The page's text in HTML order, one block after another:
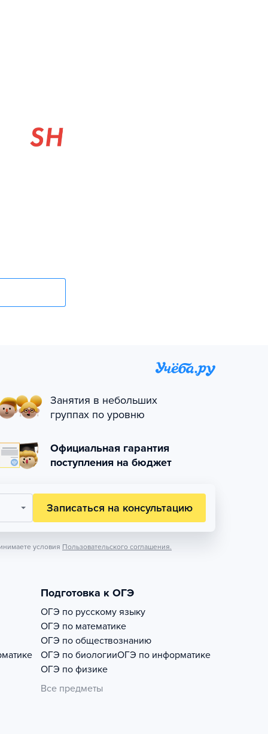
Занятия в небольших
группах по уровню
Официальная гарантия
поступления на бюджет
Записаться на консультацию
условия Пользовательского соглашения.
Подготовка к ОГЭ
ОГЭ по русскому языку
ОГЭ по математике
ОГЭ по обществознанию
ОГЭ по биологииОГЭ по информатике
ОГЭ по физике
Все предметы